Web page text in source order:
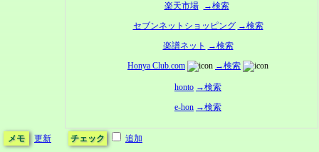
楽天市場
→検索
セブンネットショッピング →検索
楽譜ネット →検索
Honya Club.com
→検索
honto →検索
e-hon →検索
メモ 更新 チェック 追加